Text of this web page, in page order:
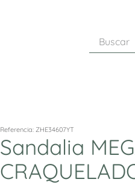
Referencia: ZHE34607YT
Sandalia